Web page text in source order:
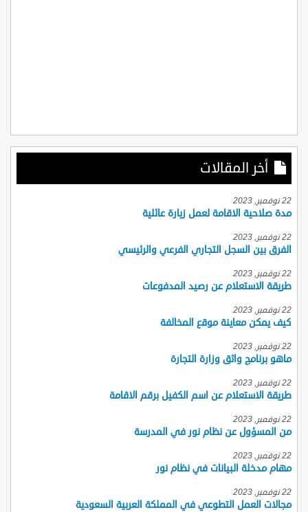
أخر المقالات
22 نوفمبر, 2023
مدة صلاحية الاقامة لعمل زيارة عائلية
22 نوفمبر, 2023
الفرق بين السجل التجاري الفرعي والرئيسي
22 نوفمبر, 2023
طريقة الاستعلام عن رصيد المدفوعات
22 نوفمبر, 2023
كيف يمكن معاينة موقع المخالفة
22 نوفمبر, 2023
ماهو برنامج واثق وزارة التجارة
22 نوفمبر, 2023
طريقة الاستعلام عن اسم الكفيل برقم الاقامة
22 نوفمبر, 2023
من المسؤول عن نظام نور في المدرسة
22 نوفمبر, 2023
مهام مدخلة البيانات في نظام نور
22 نوفمبر, 2023
مجالات العمل التطوعي في المملكة العربية السعودية